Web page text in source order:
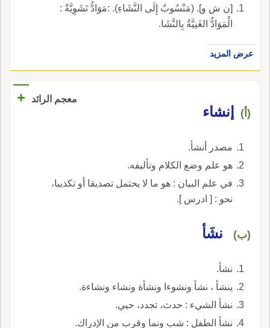
[ن ش و]. (مَنْسُوبٌ إِلَى النَّشَاءِ). :مَوَادُّ نَشَوِيَّةٌ :
الْمَوَادُّ الغَنِيَّةُ بِالنَّشَا.
عرض المزيد
معجم الرائد +
(أ) إنشاء
مصدر أنشأ.
هو علم وضع الكلام وتأليفه.
في علم البيان : هو ما لا يحتمل تصديقا أو تكذيبا،
نحو : [ ادرس ].
(ب) نشَأ
نشأ.
ينشأ ، نشأ ونشوءا ونشأة ونشاء ونشاءة.
نشأ الشيء : حدث، تجدد، حيي.
نشأ الطفل : شب ونما وقرب من الإدراك.